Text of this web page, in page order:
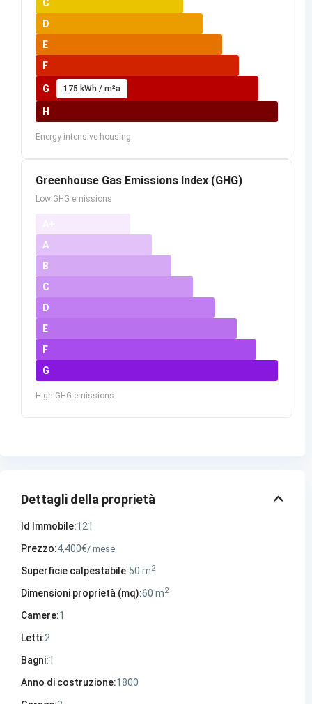
C
D
E
F
G 175 kWh / m²a
H
Energy-intensive housing
Greenhouse Gas Emissions Index (GHG)
Low GHG emissions
A
B
C
D
E
F
G
High GHG emissions
Dettagli della proprietà
Id Immobile:121
Prezzo:4,400€/ mese
Superficie calpestabile:50 m2
Dimensioni proprietà (mq):60 m2
Camere:1
Letti:2
Bagni:1
Anno di costruzione:1800